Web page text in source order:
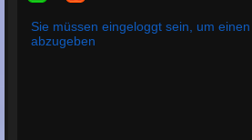
Sie müssen eingeloggt sein, um
abzugeben